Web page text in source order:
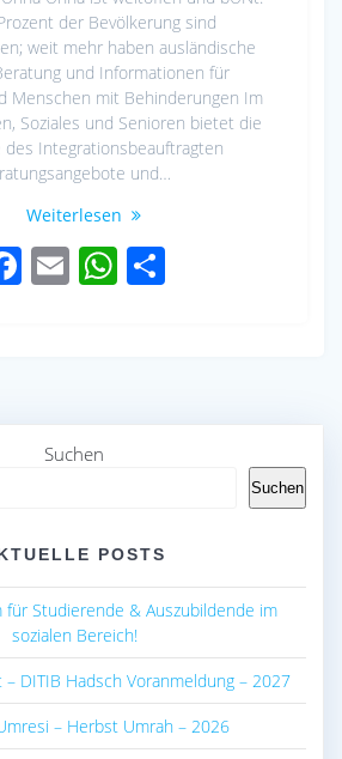
der Bevölkerung sind
weit mehr haben ausländische
und Informationen für
Menschen mit Behinderungen Im
Soziales und Senioren bietet die
des Integrationsbeauftragten
und…
Weiterlesen
F
o
E W
Suchen
Suchen
POSTS
für Studierende & Auszubildende im
sozialen Bereich!
– DITIB Hadsch Voranmeldung – 2027
– Herbst Umrah – 2026